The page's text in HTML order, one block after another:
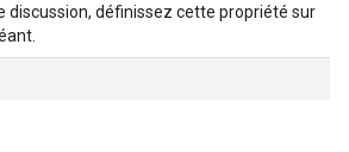
discussion, définissez cette propriété sur